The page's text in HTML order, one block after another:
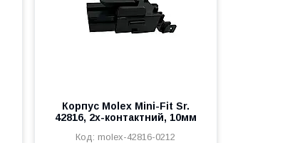
Корпус Molex Mini-Fit Sr.
42816, 2х-контактний, 10мм
molex-42816-0212